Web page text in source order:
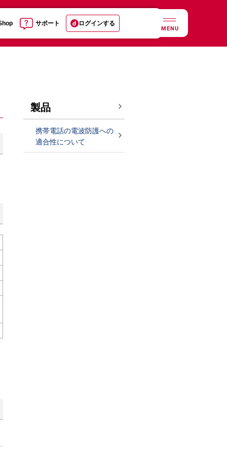
サポート ログインする
MENU
製品
携帯電話の電波防護への
適合性について